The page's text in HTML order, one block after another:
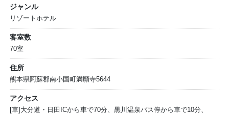
ジャンル
リゾートホテル
客室数
70室
住所
熊本県阿蘇郡南小国町満願寺5644
アクセス
[車]大分道・日田ICから車で70分、黒川温泉バス停から車で10分、